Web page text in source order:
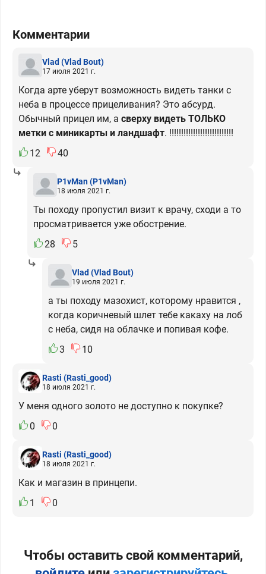
Комментарии
Vlad(Vlad Bout)
17 июля 2021 г.
Когда арте уберут возможность видеть танки с
неба в процессе прицеливания? Это абсурд.
Обычный прицел им, а сверху видеть ТОЛЬКО
метки с миникарты и ландшафт. !!!!!!!!!!!!!!!!!!!!!!!!!!!
12
40
P1vMan(P1vMan)
18 июля 2021 г.
Ты походу пропустил визит к врачу, сходи а то
просматривается уже обострение.
28
5
Vlad(Vlad Bout)
19 июля 2021 г.
а ты походу мазохист, которому нравится ,
когда коричневый шлет тебе какаху на лоб
с неба, сидя на облачке и попивая кофе.
3
10
Rasti (Rasti_good)
18 июля 2021 г.
У меня одного золото не доступно к покупке?
0
0
Rasti (Rasti_good)
18 июля 2021 г.
Как и магазин в принцепи.
1
0
Чтобы оставить свой комментарий,